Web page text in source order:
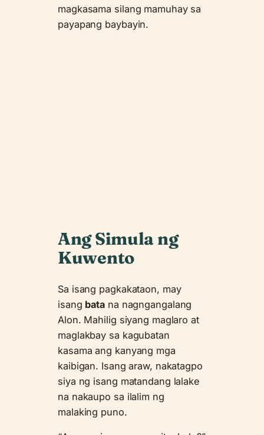
magkasama silang mamuhay sa
payapang baybayin.
Ang Simula ng
Kuwento
Sa isang pagkakataon, may
isang bata na nagngangalang
Alon. Mahilig siyang maglaro at
maglakbay sa kagubatan
kasama ang kanyang mga
kaibigan. Isang araw, nakatagpo
siya ng isang matandang lalake
na nakaupo sa ilalim ng
malaking puno.